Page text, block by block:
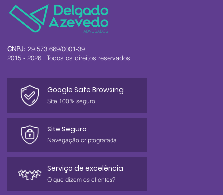
CNPJ: 29.573.669/0001-39
2015 - 2026 | Todos os direitos reservados
Google Safe Browsing
Site 100% seguro
Site Seguro
Navegação criptografada
Serviço de excelência
O que dizem os clientes?